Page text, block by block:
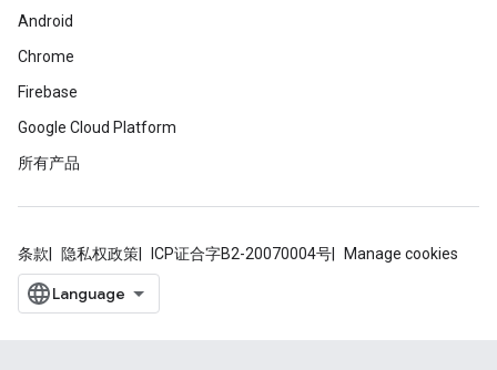
Android
Chrome
Firebase
Google Cloud Platform
所有产品
条款 隐私权政策 ICP证合字B2-20070004号 Manage cookies